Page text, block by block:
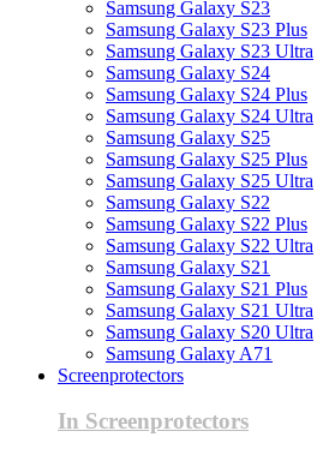
Samsung Galaxy S23
Samsung Galaxy S23 Plus
Samsung Galaxy S23 Ultra
Samsung Galaxy S24
Samsung Galaxy S24 Plus
Samsung Galaxy S24 Ultra
Samsung Galaxy S25
Samsung Galaxy S25 Plus
Samsung Galaxy S25 Ultra
Samsung Galaxy S22
Samsung Galaxy S22 Plus
Samsung Galaxy S22 Ultra
Samsung Galaxy S21
Samsung Galaxy S21 Plus
Samsung Galaxy S21 Ultra
Samsung Galaxy S20 Ultra
Samsung Galaxy A71
Screenprotectors
In Screenprotectors